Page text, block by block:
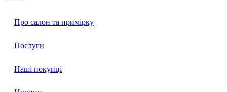
Про салон та примірку
Послуги
Наші покупці